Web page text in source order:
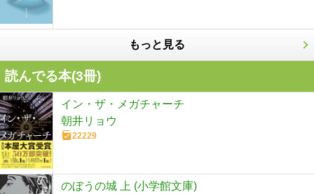
もっと見る
読んでる本(3冊)
イン・ザ・メガチャーチ
朝井リョウ
22229
のぼうの城 上 (小学館文庫)